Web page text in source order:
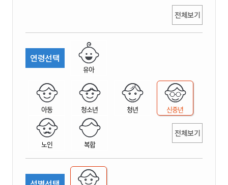
전체보기
연령선택
유아
아동 청소년 청년 신중년
노인 복합
전체보기